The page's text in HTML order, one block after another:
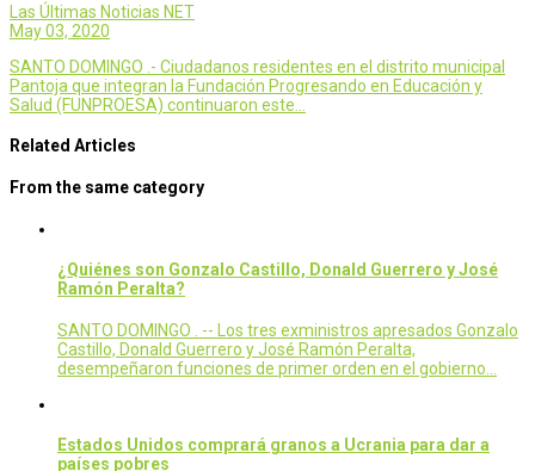
Las Últimas Noticias NET
May 03, 2020
SANTO DOMINGO .- Ciudadanos residentes en el distrito municipal
Pantoja que integran la Fundación Progresando en Educación y
Salud (FUNPROESA) continuaron este…
Related Articles
From the same category
¿Quiénes son Gonzalo Castillo, Donald Guerrero y José
Ramón Peralta?
SANTO DOMINGO . -- Los tres exministros apresados Gonzalo
Castillo, Donald Guerrero y José Ramón Peralta,
desempeñaron funciones de primer orden en el gobierno…
Estados Unidos comprará granos a Ucrania para dar a
países pobres